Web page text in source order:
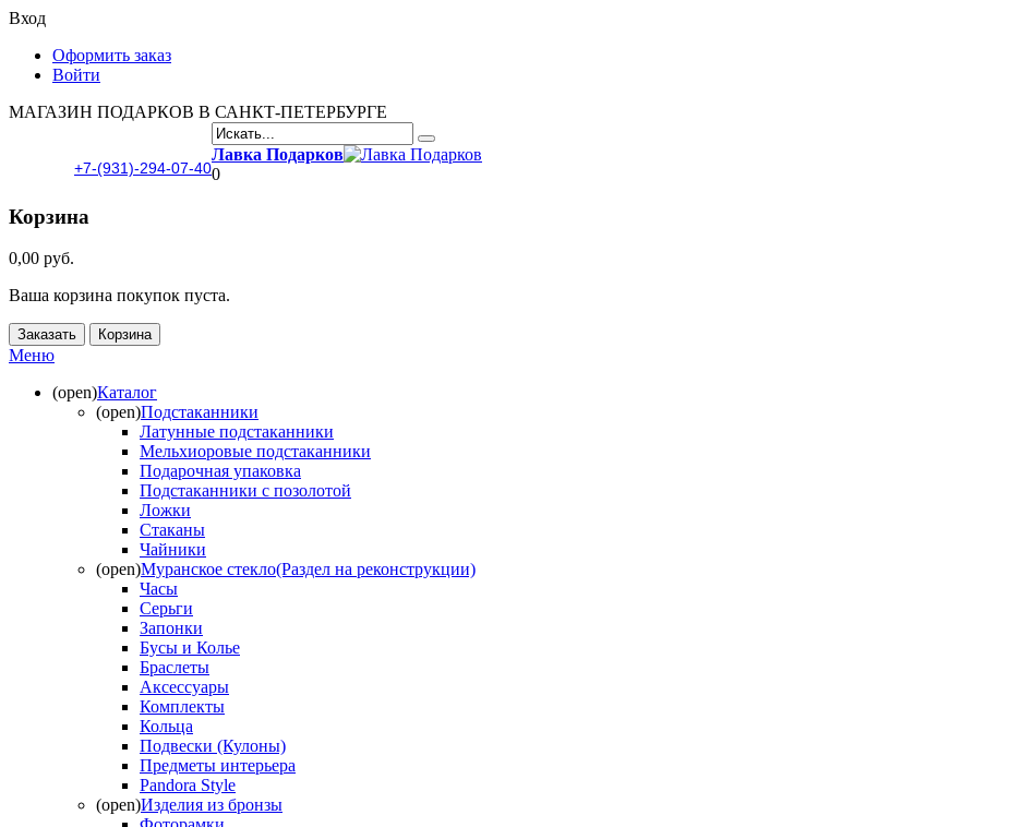
Вход
Оформить заказ
Войти
МАГАЗИН ПОДАРКОВ В САНКТ-ПЕТЕРБУРГЕ
+7-(931)-294-07-40
Лавка Подарков
0
Корзина
0,00 руб.
Ваша корзина покупок пуста.
Заказать Корзина
Меню
(open)Каталог
(open)Подстаканники
Латунные подстаканники
Мельхиоровые подстаканники
Подарочная упаковка
Подстаканники с позолотой
Ложки
Стаканы
Чайники
(open)Муранское стекло(Раздел на реконструкции)
Часы
Серьги
Запонки
Бусы и Колье
Браслеты
Аксессуары
Комплекты
Кольца
Подвески (Кулоны)
Предметы интерьера
Pandora Style
(open)Изделия из бронзы